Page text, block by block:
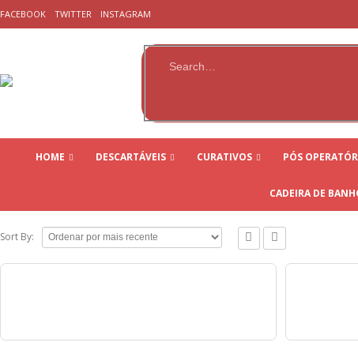
FACEBOOK⠀ TWITTER⠀ INSTAGRAM⠀
HOME DESCARTÁVEIS CURATIVOS PÓS
CADEIRA DE
Sort By: